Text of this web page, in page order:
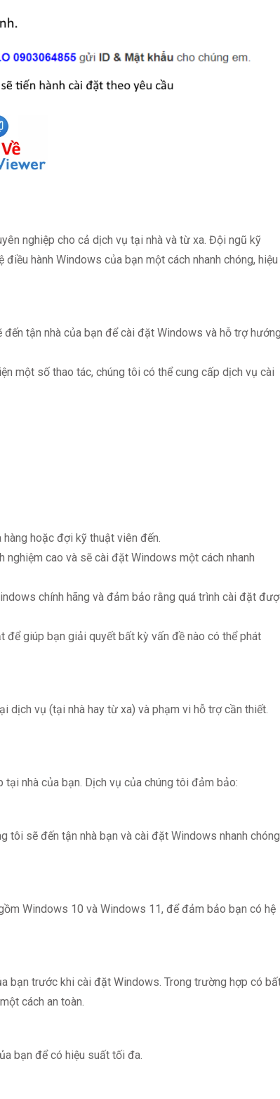
nghiệp cho cả dịch vụ tại nhà và từ xa. Đội ngũ kỹ
hành Windows của bạn một cách nhanh chóng, hiệu
đến tận nhà của bạn để cài đặt Windows và hỗ trợ
một số thao tác, chúng tôi có thể cung cấp dịch vụ cài
hoặc đợi kỹ thuật viên đến.
nghiệm cao và sẽ cài đặt Windows một cách nhanh
chính hãng và đảm bảo rằng quá trình cài đặt
để giúp bạn giải quyết bất kỳ vấn đề nào có thể phát
dịch vụ (tại nhà hay từ xa) và phạm vi hỗ trợ cần thiết.
nhà của bạn. Dịch vụ của chúng tôi đảm bảo:
sẽ đến tận nhà bạn và cài đặt Windows nhanh chóng
Windows 10 và Windows 11, để đảm bảo bạn có hệ
bạn trước khi cài đặt Windows. Trong trường hợp có
cách an toàn.
bạn để có hiệu suất tối đa.